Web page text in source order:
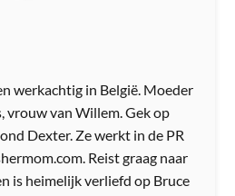
werkachtig in België. Moeder
vrouw van Willem. Gek op
Dexter. Ze werkt in de PR
Reist graag naar
is heimelijk verliefd op Bruce